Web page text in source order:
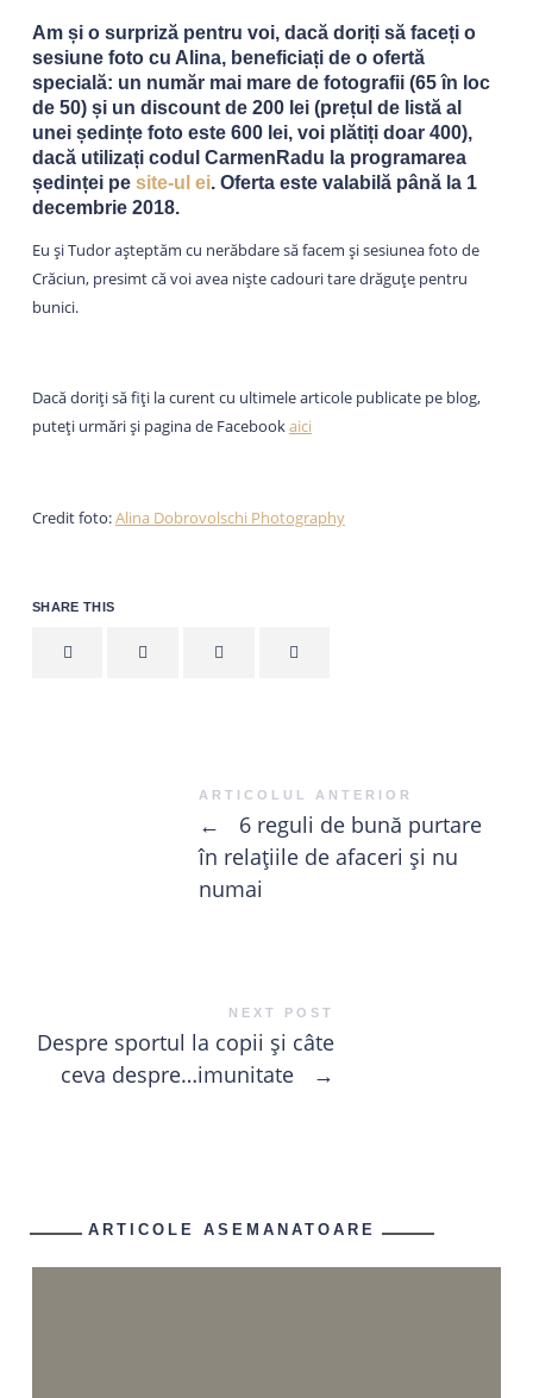
Am și o surpriză pentru voi, dacă doriți să faceți o
sesiune foto cu Alina, beneficiați de o ofertă
specială: un număr mai mare de fotografii (65 în loc
de 50) și un discount de 200 lei (prețul de listă al
unei ședințe foto este 600 lei, voi plătiți doar 400),
dacă utilizați codul CarmenRadu la programarea
ședinței pe site-ul ei. Oferta este valabilă până la 1
decembrie 2018.
Eu și Tudor așteptăm cu nerăbdare să facem și sesiunea foto de
Crăciun, presimt că voi avea niște cadouri tare drăguțe pentru
bunici.
Dacă doriți să fiți la curent cu ultimele articole publicate pe blog,
puteți urmări și pagina de Facebookaici
Credit foto:Alina Dobrovolschi Photography
SHARE THIS
ARTICOLUL ANTERIOR
←
6 reguli de bună purtare
în relațiile de afaceri și nu
numai
NEXT POST
Despre sportul la copii și câte
ceva despre…imunitate
→
ARTICOLE ASEMANATOARE